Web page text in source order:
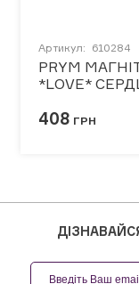
Артикул: 610284
PRYM
*LOVE*
408 ГРН